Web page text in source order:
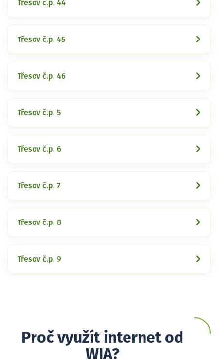
Třesov č.p. 44
Třesov č.p. 45
Třesov č.p. 46
Třesov č.p. 5
Třesov č.p. 6
Třesov č.p. 7
Třesov č.p. 8
Třesov č.p. 9
Proč využít internet od
WIA?